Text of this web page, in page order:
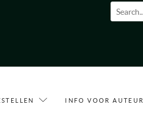
INFO VOOR